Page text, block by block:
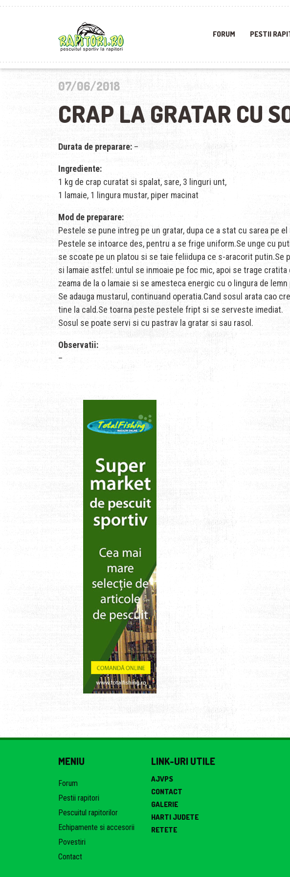
FORUM PESTII
07/06/2018
CRAP LA GRATAR CU
Durata de preparare:–
Ingrediente:
1 kg de crap curatat si spalat, sare, 3 linguri unt,
1 lamaie, 1 lingura mustar, piper macinat
Mod de preparare:
Pestele se pune intreg pe un gratar, dupa ce a stat cu sarea pe el
Pestele se intoarce des, pentru a se frige uniform.Se unge cu
se scoate pe un platou si se taie feliidupa ce s-aracorit putin.Se
si lamaie astfel: untul se inmoaie pe foc mic, apoi se trage cratita
zeama de la o lamaie si se amesteca energic cu o lingura de
Se adauga mustarul, continuand operatia.Cand sosul arata cao
tine la cald.Se toarna peste pestele fript si se serveste imediat.
Sosul se poate servi si cu pastrav la gratar si sau rasol.
Observatii:
–
MENIU
Forum
Pestii rapitori
Pescuitul rapitorilor
Echipamente si accesorii
Povestiri
Contact
LINK-URI UTILE
AJVPS
CONTACT
GALERIE
HARTI JUDETE
RETETE